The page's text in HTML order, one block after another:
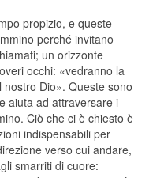
propizio, e queste
perché invitano
un orizzonte
occhi: «vedranno la
Dio». Queste sono
aiuta ad attraversare i
Ciò che ci è chiesto è
indispensabili per
verso cui andare,
smarriti di cuore: